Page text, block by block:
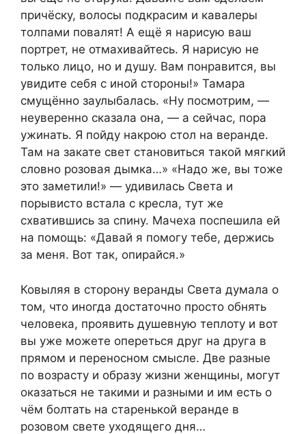
причёску, волосы подкрасим и кавалеры
толпами повалят! А ещё я нарисую ваш
портрет, не отмахивайтесь. Я нарисую не
только лицо, но и душу. Вам понравится, вы
увидите себя с иной стороны!» Тамара
смущённо заулыбалась. «Ну посмотрим, —
неуверенно сказала она, — а сейчас, пора
ужинать. Я пойду накрою стол на веранде.
Там на закате свет становиться такой мягкий
словно розовая дымка…» «Надо же, вы тоже
это заметили!» — удивилась Света и
порывисто встала с кресла, тут же
схватившись за спину. Мачеха поспешила ей
на помощь: «Давай я помогу тебе, держись
за меня. Вот так, опирайся.»
Ковыляя в сторону веранды Света думала о
том, что иногда достаточно просто обнять
человека, проявить душевную теплоту и вот
вы уже можете опереться друг на друга в
прямом и переносном смысле. Две разные
по возрасту и образу жизни женщины, могут
оказаться не такими и разными и им есть о
чём болтать на старенькой веранде в
розовом свете уходящего дня…